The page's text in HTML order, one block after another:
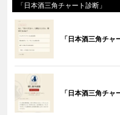
「日本酒三角チャート診断」
「日本酒三角チ
「日本酒三角チ